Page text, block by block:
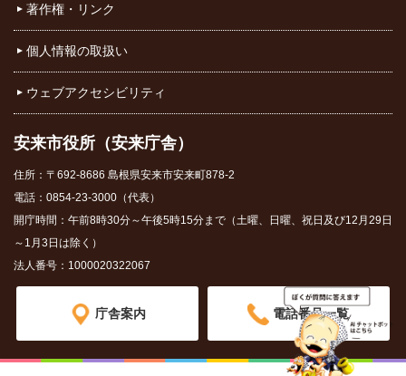
著作権・リンク
個人情報の取扱い
ウェブアクセシビリティ
安来市役所（安来庁舎）
住所：〒692-8686 島根県安来市安来町878-2
電話：0854-23-3000（代表）
開庁時間：午前8時30分～午後5時15分まで（土曜、日曜、祝日及び12月29日
～1月3日は除く）
法人番号：1000020322067
庁舎案内 電話番号一覧